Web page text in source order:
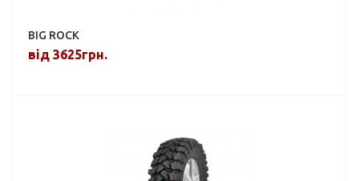
BIG ROCK
від 3625грн.